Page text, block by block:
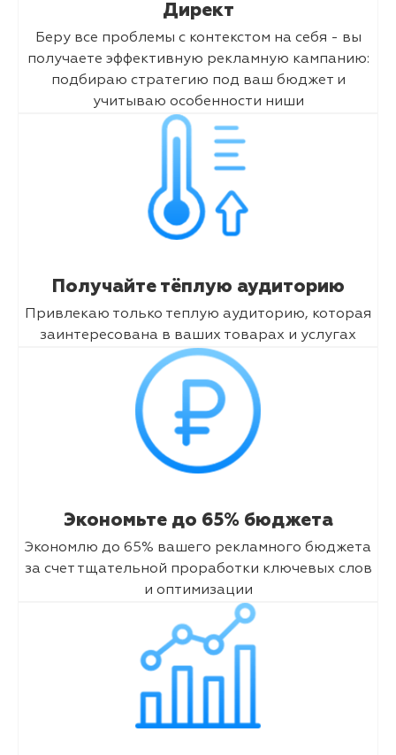
Директ
Беру все проблемы с контекстом на себя - вы
получаете эффективную рекламную кампанию:
подбираю стратегию под ваш бюджет и
учитываю особенности ниши
Получайте тёплую аудиторию
Привлекаю только теплую аудиторию, которая
заинтересована в ваших товарах и услугах
Экономьте до 65% бюджета
Экономлю до 65% вашего рекламного бюджета
за счет тщательной проработки ключевых слов
и оптимизации